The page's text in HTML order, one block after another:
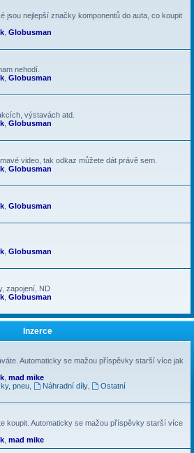
jsou nejlepší značky komponentů do auta, co koupit
, Globusman
nehodí.
, Globusman
výstavách atd.
, Globusman
video, tak odkaz můžete dát právě sem.
, Globusman
, Globusman
, Globusman
zapojení, ND
, Globusman
Inzerce
Automaticky se mažou příspěvky starší více jak
, mad mike
pneu, Náhradní díly,
Ostatní
koupit. Automaticky se mažou příspěvky starší více
, mad mike